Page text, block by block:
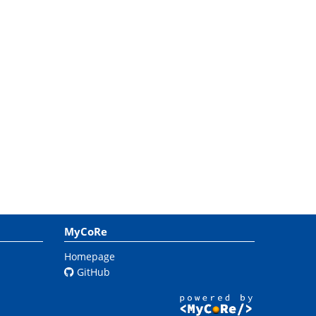
MyCoRe
Homepage
GitHub